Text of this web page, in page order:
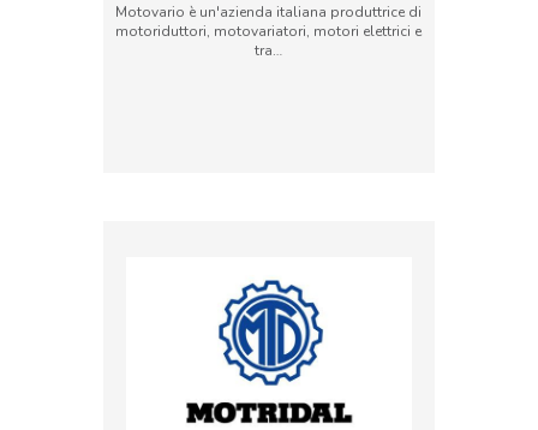
Motovario è un'azienda italiana produttrice di
motoriduttori, motovariatori, motori elettrici e
tra…